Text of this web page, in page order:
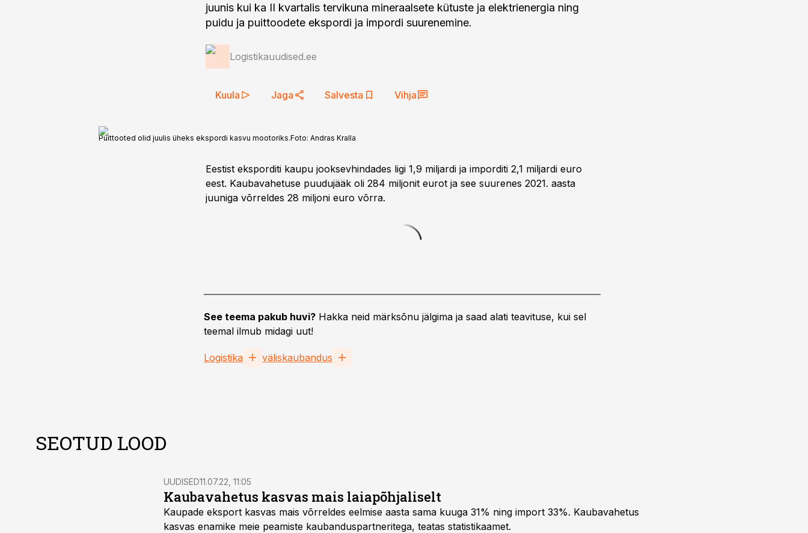
juunis kui ka II kvartalis tervikuna mineraalsete kütuste ja elektrienergia ning
puidu ja puittoodete ekspordi ja impordi suurenemine.
Logistikauudised.ee
Kuula Jaga Salvesta Vihja
Puittooted olid juulis üheks ekspordi kasvu mootoriks.Foto: Andras Kralla
Eestist eksporditi kaupu jooksevhindades ligi 1,9 miljardi ja imporditi 2,1 miljardi euro
eest. Kaubavahetuse puudujääk oli 284 miljonit eurot ja see suurenes 2021. aasta
juuniga võrreldes 28 miljoni euro võrra.
See teema pakub huvi? Hakka neid märksõnu jälgima ja saad alati teavituse, kui sel
teemal ilmub midagi uut!
Logistika väliskaubandus
SEOTUD LOOD
UUDISED11.07.22, 11:05
Kaubavahetus kasvas mais laiapõhjaliselt
Kaupade eksport kasvas mais võrreldes eelmise aasta sama kuuga 31% ning import 33%. Kaubavahetus
kasvas enamike meie peamiste kaubanduspartneritega, teatas statistikaamet.